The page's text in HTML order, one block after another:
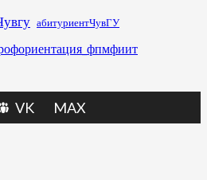
абитуриентЧувГУ
VK MAX